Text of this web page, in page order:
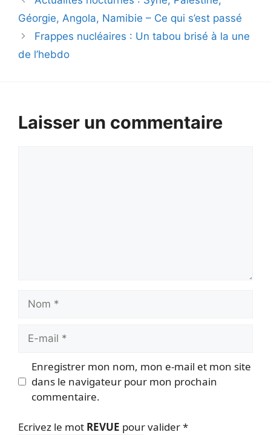
Géorgie, Angola, Namibie – Ce qui s’est passé
Frappes nucléaires : Un tabou brisé à la une
de l’hebdo
Laisser un commentaire
mail
Enregistrer mon nom, mon e-mail et mon site
dans le navigateur pour mon prochain
commentaire.
Ecrivez le mot REVUE pour valider*